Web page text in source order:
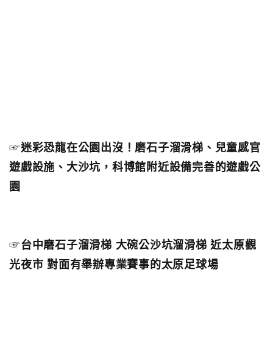
☞迷彩恐龍在公園出沒！磨石子溜滑梯、兒童感官
遊戲設施、大沙坑，科博館附近設備完善的遊戲公
園
☞台中磨石子溜滑梯 大碗公沙坑溜滑梯 近太原觀
光夜市 對面有舉辦專業賽事的太原足球場